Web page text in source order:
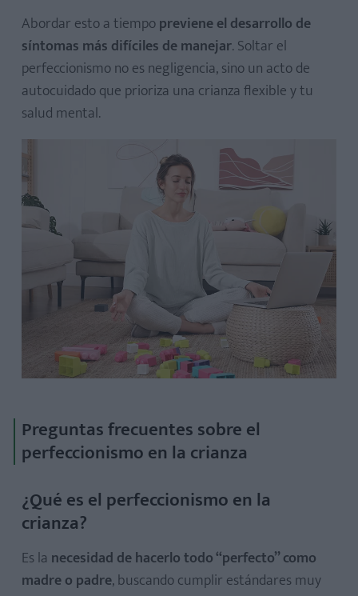
Abordar esto a tiempopreviene el desarrollo de
síntomas más difíciles de manejar. Soltar el
perfeccionismo no es negligencia, sino un acto de
autocuidado que prioriza una crianza flexible y tu
salud mental.
Preguntas frecuentes sobre el
perfeccionismo en la crianza
¿Qué es el perfeccionismo en la
crianza?
Es la necesidad de hacerlo todo “perfecto” como
madre o padre, buscando cumplir estándares muy